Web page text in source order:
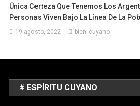
Única Certeza Que Tenemos Los
Personas Viven Bajo La Línea De La
19 agosto, 2022 bien_cuyano
# ESPÍRITU CUYANO